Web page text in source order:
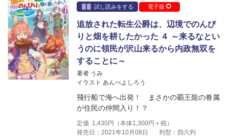
試し読みをする
電子版
追放された転生公爵は、辺境でのんび
りと畑を耕したかった ４ ～来るなとい
うのに領民が沢山来るから内政無双を
することに～
著者 うみ
イラスト あんべよしろう
飛行船で海へ出発！ まさかの覇王龍の眷属
が住民の仲間入り！？
定価 1,430円（本体1,300円＋税）
発売日：2021年10月08日
判型：四六判